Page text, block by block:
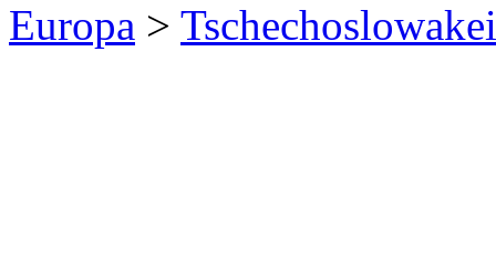
Europa > Tschechoslowakei